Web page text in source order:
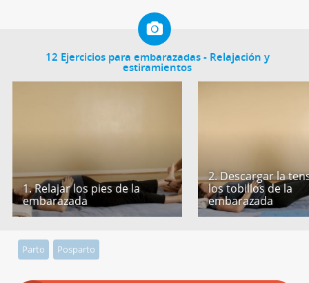
12 Ejercicios para embarazadas - Relajación y
estiramientos
1. Relajar los pies de la
embarazada
2. Descargar la
los tobillos de la
embarazada
Parto Posparto